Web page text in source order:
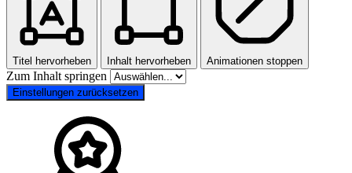
Titel hervorheben Inhalt hervorheben Animationen stoppen
Zum Inhalt springen
Einstellungen zurücksetzen